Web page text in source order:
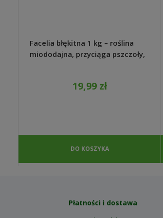
Facelia błękitna 1 kg – roślina
miododajna, przyciąga pszczoły,
19,99 zł
DO KOSZYKA
Płatności i dostawa